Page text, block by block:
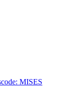
MISES